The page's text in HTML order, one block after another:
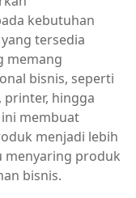
kebutuhan
tersedia
memang
bisnis, seperti
printer, hingga
membuat
menjadi lebih
menyaring produk
bisnis.